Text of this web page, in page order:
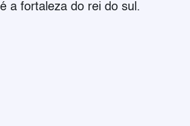
a fortaleza do rei do sul.